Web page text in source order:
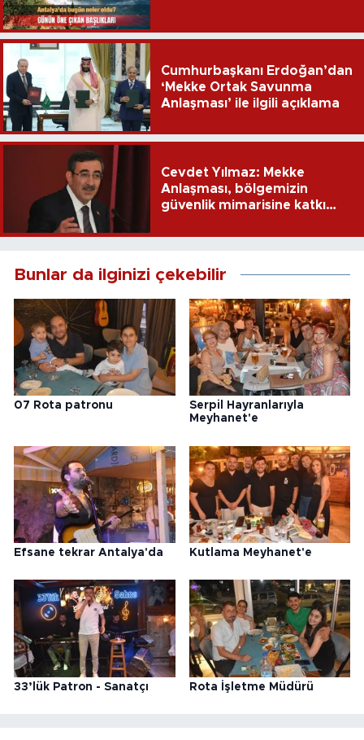
Cumhurbaşkanı Erdoğan’dan
‘Mekke Ortak Savunma
Anlaşması’ ile ilgili açıklama
Cevdet Yılmaz: Mekke
Anlaşması, bölgemizin
güvenlik mimarisine katkı
Bunlar da ilginizi çekebilir
07 Rota patronu
Serpil Hayranlarıyla
Meyhanet'e
Efsane tekrar Antalya'da Kutlama Meyhanet'e
33’lük Patron - Sanatçı Rota İşletme Müdürü